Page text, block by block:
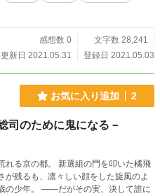
感想数 0
文字数 28,241
新日 2021.05.31
登録日 2021.05.03
お気に入り追加 2
司のために鬼になる－
れる京の都。 新選組の門を叩いた橘飛
が残るも、凛々しい顔をした旋風のよ
の少年。 ――だがその実、決して誰に